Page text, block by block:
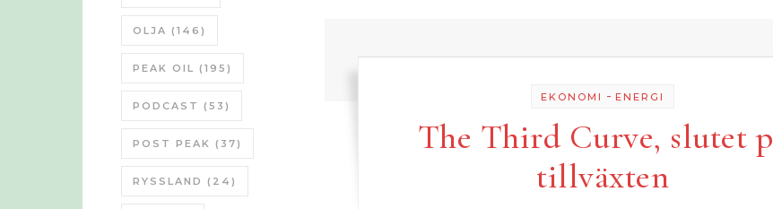
OLJA (146)
PEAK OIL (195)
PODCAST (53)
POST PEAK (37)
RYSSLAND (24)
EKONOMI - ENERGI
The Third Curve, slutet
tillväxten